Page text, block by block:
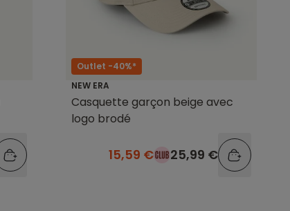
Outlet -40%*
NEW ERA
Casquette garçon beige avec
logo brodé
15,59 € 25,99 €